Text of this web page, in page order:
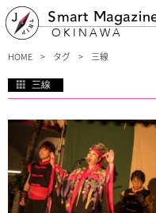
Smart
OKINAWA
HOME タグ 三線
三線
を集めました。聞いて癒されるの
踊って、盛り上がり♪楽しい沖縄
投合して一緒に作りませんか？